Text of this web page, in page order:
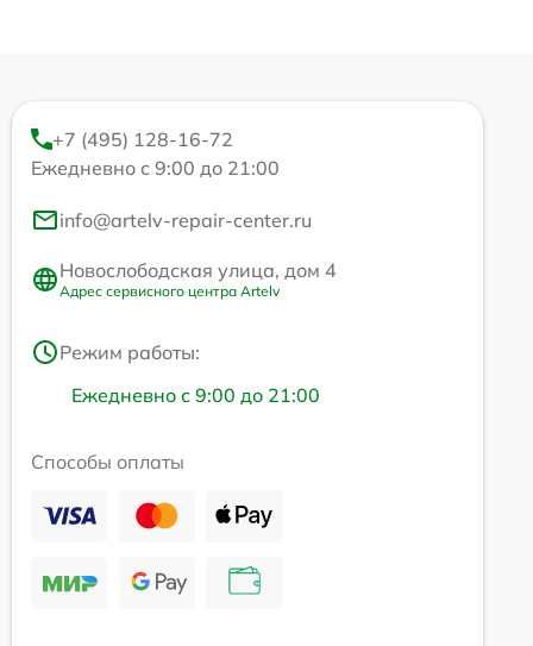
+7 (495) 128-16-72
Ежедневно с 9:00 до 21:00
info@artelv-repair-center.ru
Новослободская улица, дом 4
Адрес сервисного центра Artelv
Режим работы:
Ежедневно с 9:00 до 21:00
Способы оплаты